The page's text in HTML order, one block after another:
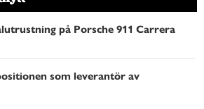
på Porsche 911 Carrera
som leverantör av